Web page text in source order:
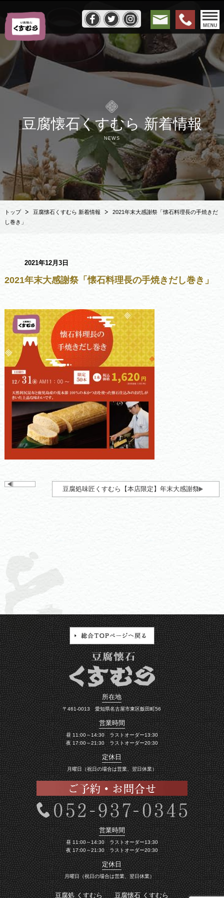
豆腐懐石くすむら 新着情報
NEWS
トップ 豆腐懐石くすむら 新着情報
2021年末大感謝祭「懐石料理長の手焼きだ
し巻き」
2021年12月3日
2021年末大感謝祭「懐石料理長の手焼きだし巻き」
豆腐処味匠くすむら【本店限定】年末大感謝祭
所在地
〒461-0013 愛知県名古屋市東区飯田町56
営業時間
昼 11:00～14:30 ラストオーダー13:30
夜 17:00～21:30 ラストオーダー20:30
定休日
月曜日（祝日の場合は営業、翌日休業）
営業時間
昼 11:00～14:30 ラストオーダー13:30
夜 17:00～21:30 ラストオーダー20:30
定休日
月曜日（祝日の場合は営業、翌日休業）
豆腐処 くすむら 豆腐懐石 くすむら